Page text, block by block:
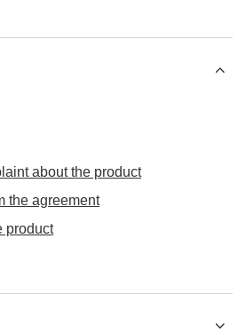
about the product
the agreement
product